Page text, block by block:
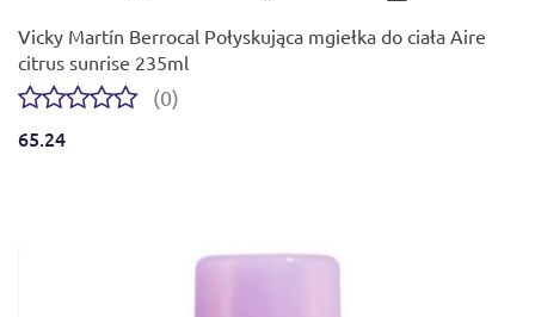
Vicky Martín Berrocal Połyskująca mgiełka do ciała Aire
citrus sunrise 235ml
(0)
65.24